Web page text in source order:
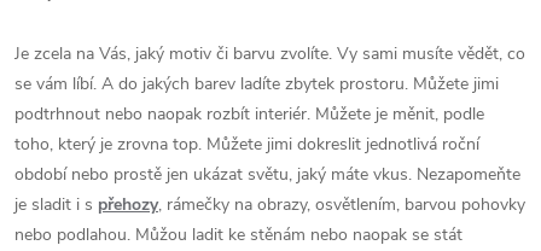
Je zcela na Vás, jaký motiv či barvu zvolíte. Vy sami musíte vědět, co
se vám líbí. A do jakých barev ladíte zbytek prostoru. Můžete jimi
podtrhnout nebo naopak rozbít interiér. Můžete je měnit, podle
toho, který je zrovna top. Můžete jimi dokreslit jednotlivá roční
období nebo prostě jen ukázat světu, jaký máte vkus. Nezapomeňte
je sladit i s přehozy, rámečky na obrazy, osvětlením, barvou pohovky
nebo podlahou. Můžou ladit ke stěnám nebo naopak se stát